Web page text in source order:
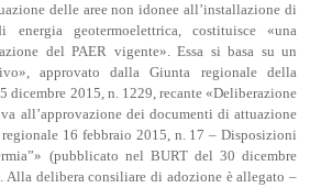
delle aree non idonee all’installazione di
geotermoelettrica, costituisce «una
del PAER vigente». Essa si basa su un
approvato dalla Giunta regionale della
dicembre 2015, n. 1229, recante «Deliberazione
all’approvazione dei documenti di attuazione
16 febbraio 2015, n. 17 – Disposizioni
(pubblicato nel BURT del 30 dicembre
Alla delibera consiliare di adozione è allegato –